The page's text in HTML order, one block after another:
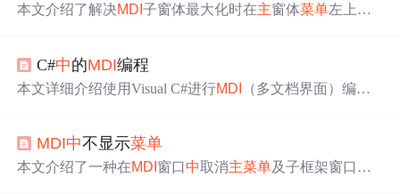
本文介绍了解决MDI子窗体最大化时在主窗体菜单左上角
C#中的MDI编程
本文详细介绍使用Visual C#进行MDI
（多文档界面）编程
MDI中不显示菜单
本文介绍了一种在MDI 窗口 中取消主菜单及子框架窗口显